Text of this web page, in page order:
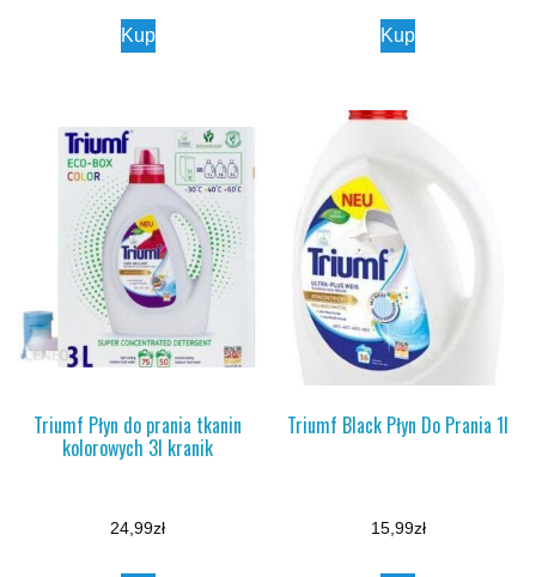
Kup Kup
Triumf Płyn do prania tkanin
kolorowych 3l kranik
24,99zł
Triumf Black Płyn Do Prania 1l
15,99zł